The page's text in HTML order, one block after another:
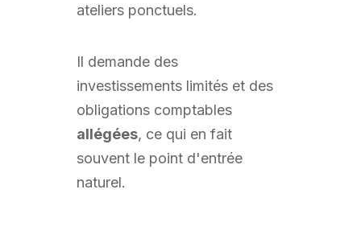
ateliers ponctuels.
Il demande des
investissements limités et des
obligations comptables
allégées, ce qui en fait
souvent le point d'entrée
naturel.